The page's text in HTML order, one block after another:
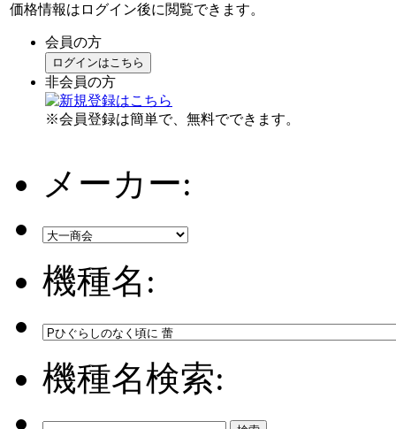
価格情報はログイン後に閲覧できます。
会員の方
ログインはこちら
非会員の方
※会員登録は簡単で、無料でできます。
メーカー:
機種名:
機種名検索: